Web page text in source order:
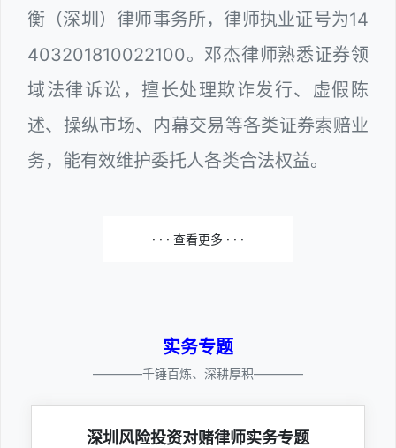
衡（深圳）律师事务所，律师执业证号为14
403201810022100。邓杰律师熟悉证券领
域法律诉讼，擅长处理欺诈发行、虚假陈
述、操纵市场、内幕交易等各类证券索赔业
务，能有效维护委托人各类合法权益。
· · · 查看更多 · · ·
实务专题
————千锤百炼、深耕厚积————
深圳风险投资对赌律师实务专题